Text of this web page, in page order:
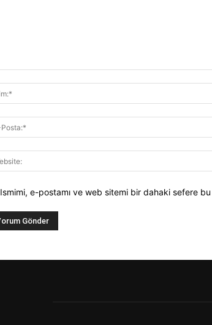
Ismimi, e-postamı ve web sitemi bir dahaki sefere bu